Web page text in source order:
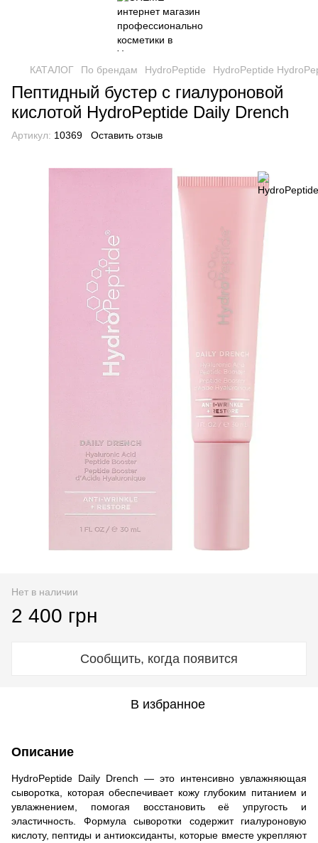
КАТАЛОГ По брендам HydroPeptide HydroPeptide
Пептидный бустер с гиалуроновой
кислотой HydroPeptide Daily Drench
Артикул: 10369 Оставить отзыв
Нет в наличии
2 400 грн
Сообщить, когда появится
В избранное
Описание
HydroPeptide Daily Drench — это интенсивно увлажняющая
сыворотка, которая обеспечивает кожу глубоким питанием и
увлажнением, помогая восстановить её упругость и
эластичность. Формула сыворотки содержит гиалуроновую
кислоту, пептиды и антиоксиданты, которые вместе укрепляют